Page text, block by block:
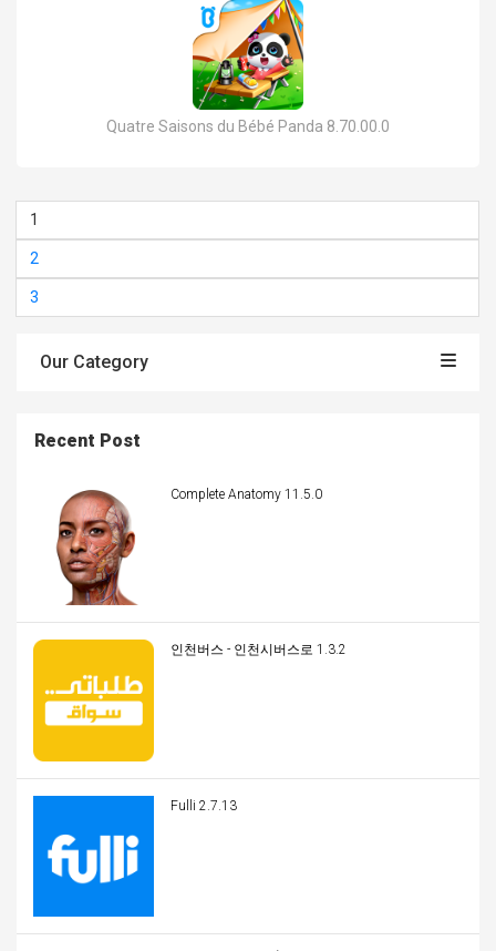
Quatre Saisons du Bébé Panda 8.70.00.0
1
2
3
Our Category
Recent Post
Complete Anatomy 11.5.0
인천버스 - 인천시버스로 1.3.2
Fulli 2.7.13